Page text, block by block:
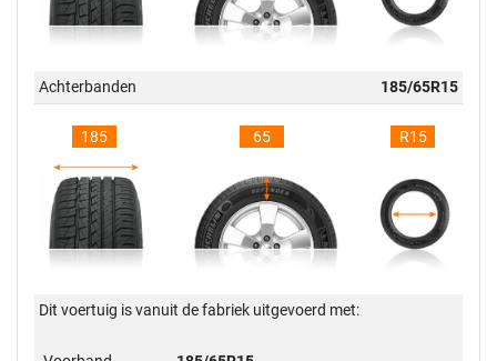
Achterbanden 185/65R15
185 65 R15
Dit voertuig is vanuit de fabriek uitgevoerd met: